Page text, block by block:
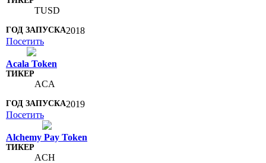
TUSD
2018
Посетить
Acala Token
ACA
2019
Посетить
Alchemy Pay Token
ACH